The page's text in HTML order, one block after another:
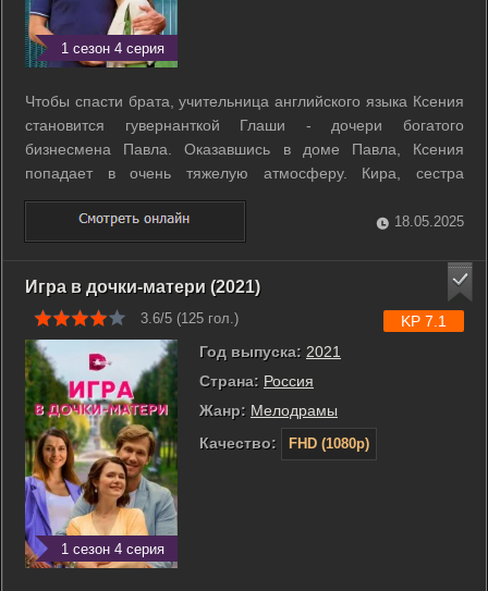
1 сезон 4 серия
Чтобы спасти брата, учительница английского языка Ксения
становится гувернанткой Глаши - дочери богатого
бизнесмена Павла. Оказавшись в доме Павла, Ксения
попадает в очень тяжелую атмосферу. Кира, сестра
покойной жены бизнесмена, живущая в доме, смотрит на
Ксению свысока. Для неё она - прислуга, хоть и с высшим
образованием. Глаша то и дело на ...
18.05.2025
Игра в дочки-матери (2021)
3.6/5 (125 гол.)
1 сезон 4 серия
Год выпуска: 2021
Страна: Россия
Жанр: Мелодрамы
Качество:
FHD (1080p)
KP 7.1